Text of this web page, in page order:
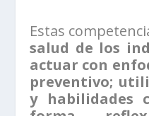
Estas
salud de los
actuar con
preventivo;
y habilidades